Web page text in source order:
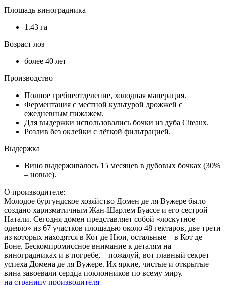
Площадь виноградника
1.43 га
Возраст лоз
более 40 лет
Производство
Полное гребнеотделение, холодная мацерация.
Ферментация с местной культурой дрожжей с
ежедневным пижажем.
Для выдержки использовались бочки из дуба Citeaux.
Розлив без оклейки с лёгкой фильтрацией.
Выдержка
Вино выдерживалось 15 месяцев в дубовых бочках (30%
– новые).
О производителе:
Молодое бургундское хозяйство Домен де ля Вужере было
создано харизматичным Жан-Шарлем Буассе и его сестрой
Натали. Сегодня домен представляет собой «лоскутное
одеяло» из 67 участков площадью около 48 гектаров, две трети
из которых находятся в Кот де Нюи, остальные – в Кот де
Боне. Бескомпромиссное внимание к деталям на
виноградниках и в погребе, – пожалуй, вот главный секрет
успеха Домена де ля Вужере. Их яркие, чистые и открытые
вина завоевали сердца поклонников по всему миру.
на страницу производителя